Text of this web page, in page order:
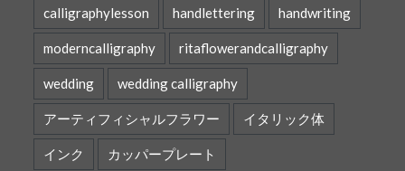
calligraphylesson handlettering handwriting
moderncalligraphy ritaflowerandcalligraphy
wedding wedding calligraphy
アーティフィシャルフラワー イタリック体
インク カッパープレート